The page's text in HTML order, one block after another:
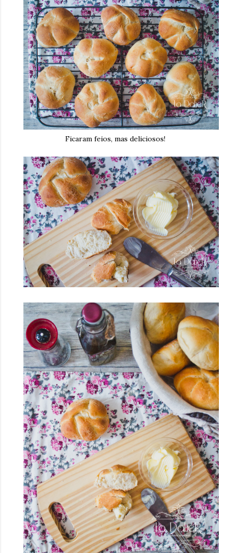
Ficaram feios, mas deliciosos!